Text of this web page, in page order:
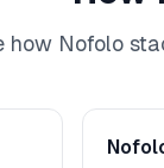
how Nofolo